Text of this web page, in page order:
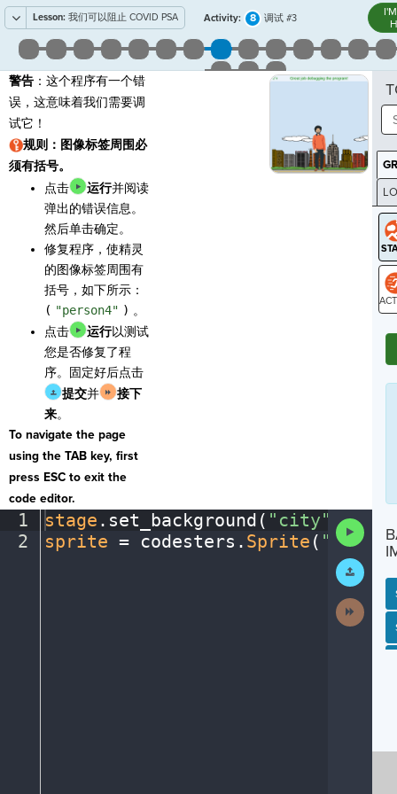
Lesson: 我们可以阻止 COVID PSA Activity: 8 调试 #3
警告 ：这个程序有一个错
误，这意味着我们需要调
试它！
规则：图像标签周围必
须有括号。
点击
运行并阅读
弹出的错误信息。
然后单击确定。
修复程序，使精灵
的图像标签周围有
括号，如下所示：
( "person4" ) 。
点击
运行以测试
您是否修复了程
序。固定好后点击
提交并
接下
来。
To navigate the page
using the TAB key, first
press ESC to exit the
code editor.
1
2
stage . set_background( "city" )¬
sprite = codesters . Sprite (
Code
Work
Activity